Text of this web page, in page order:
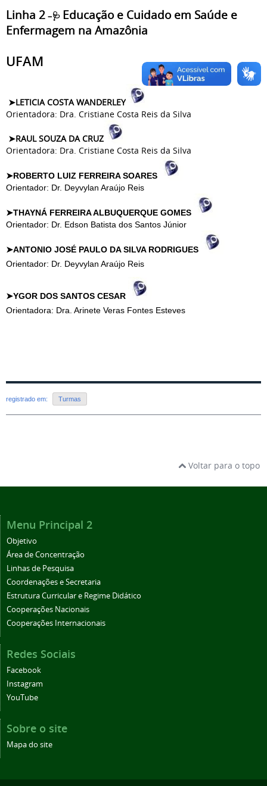
Linha 2 –🩺 Educação e Cuidado em Saúde e
Enfermagem na Amazônia
UFAM
➤LETICIA COSTA WANDERLEY
Orientadora: Dra. Cristiane Costa Reis da Silva
➤RAUL SOUZA DA CRUZ
Orientadora: Dra. Cristiane Costa Reis da Silva
➤ROBERTO LUIZ FERREIRA SOARES
Orientador: Dr. Deyvylan Araújo Reis
➤THAYNÁ FERREIRA ALBUQUERQUE GOMES
Orientador: Dr. Edson Batista dos Santos Júnior
➤ANTONIO JOSÉ PAULO DA SILVA RODRIGUES
Orientador: Dr. Deyvylan Araújo Reis
➤YGOR DOS SANTOS CESAR
Orientadora: Dra. Arinete Veras Fontes Esteves
registrado em: Turmas
Voltar para o topo
Menu Principal 2
Objetivo
Área de Concentração
Linhas de Pesquisa
Coordenações e Secretaria
Estrutura Curricular e Regime Didático
Cooperações Nacionais
Cooperações Internacionais
Redes Sociais
Facebook
Instagram
YouTube
Sobre o site
Mapa do site